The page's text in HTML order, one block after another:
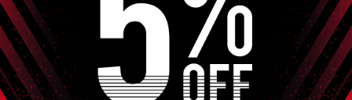
Διαθέσιμο
90,00 €
Διαθέσιμο
75,00 €